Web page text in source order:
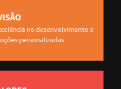
no desenvolvimento e
personalizadas.